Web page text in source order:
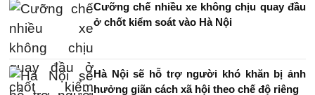
Cưỡng chế nhiều xe không chịu quay đầu
ở chốt kiểm soát vào Hà Nội
Hà Nội sẽ hỗ trợ người khó khăn bị ảnh
hưởng giãn cách xã hội theo chế độ riêng